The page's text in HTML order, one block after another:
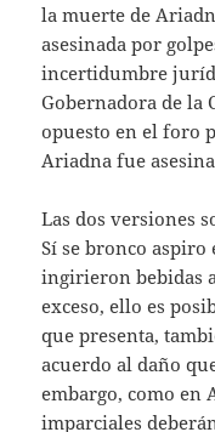
la muerte de
asesinada por
incertidumbre
Gobernadora de la
opuesto en el foro
Ariadna fue
Las dos versiones
Sí se bronco
ingirieron bebidas
exceso, ello es
que presenta,
acuerdo al daño
embargo, como en
imparciales